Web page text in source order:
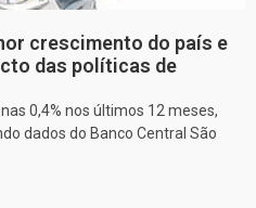
crescimento do país e
das políticas de
0,4% nos últimos 12 meses,
dados do Banco Central São